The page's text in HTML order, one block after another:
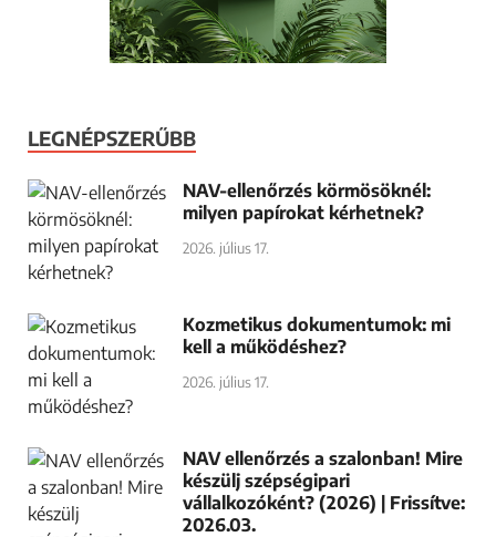
LEGNÉPSZERŰBB
NAV-ellenőrzés körmösöknél:
milyen papírokat kérhetnek?
2026. július 17.
Kozmetikus dokumentumok: mi
kell a működéshez?
2026. július 17.
NAV ellenőrzés a szalonban! Mire
készülj szépségipari
vállalkozóként? (2026) | Frissítve:
2026.03.